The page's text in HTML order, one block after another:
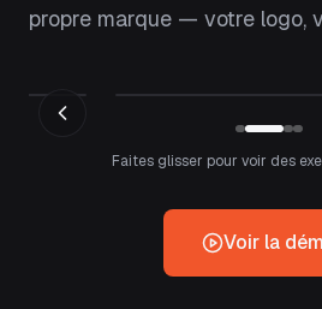
propre marque — votre logo,
Faites glisser pour voir des
Voir la